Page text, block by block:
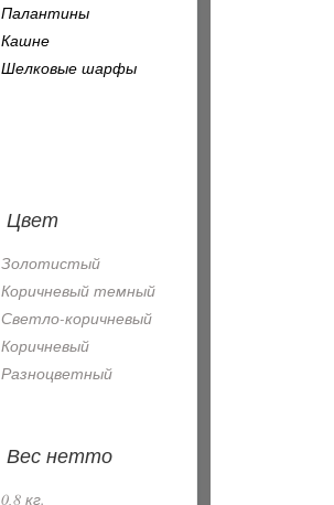
Палантины
Кашне
Шелковые шарфы
Цвет
Золотистый
Коричневый темный
Светло-коричневый
Коричневый
Разноцветный
Вес нетто
0,8 кг.